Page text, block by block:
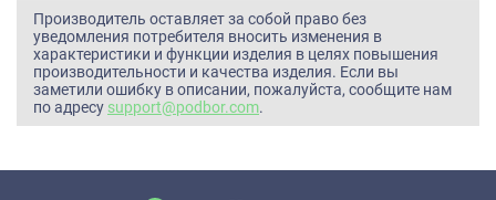
Производитель оставляет за собой право без
уведомления потребителя вносить изменения в
характеристики и функции изделия в целях повышения
производительности и качества изделия. Если вы
заметили ошибку в описании, пожалуйста, сообщите нам
по адресу support@podbor.com.